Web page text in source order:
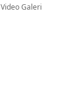
Video Galeri